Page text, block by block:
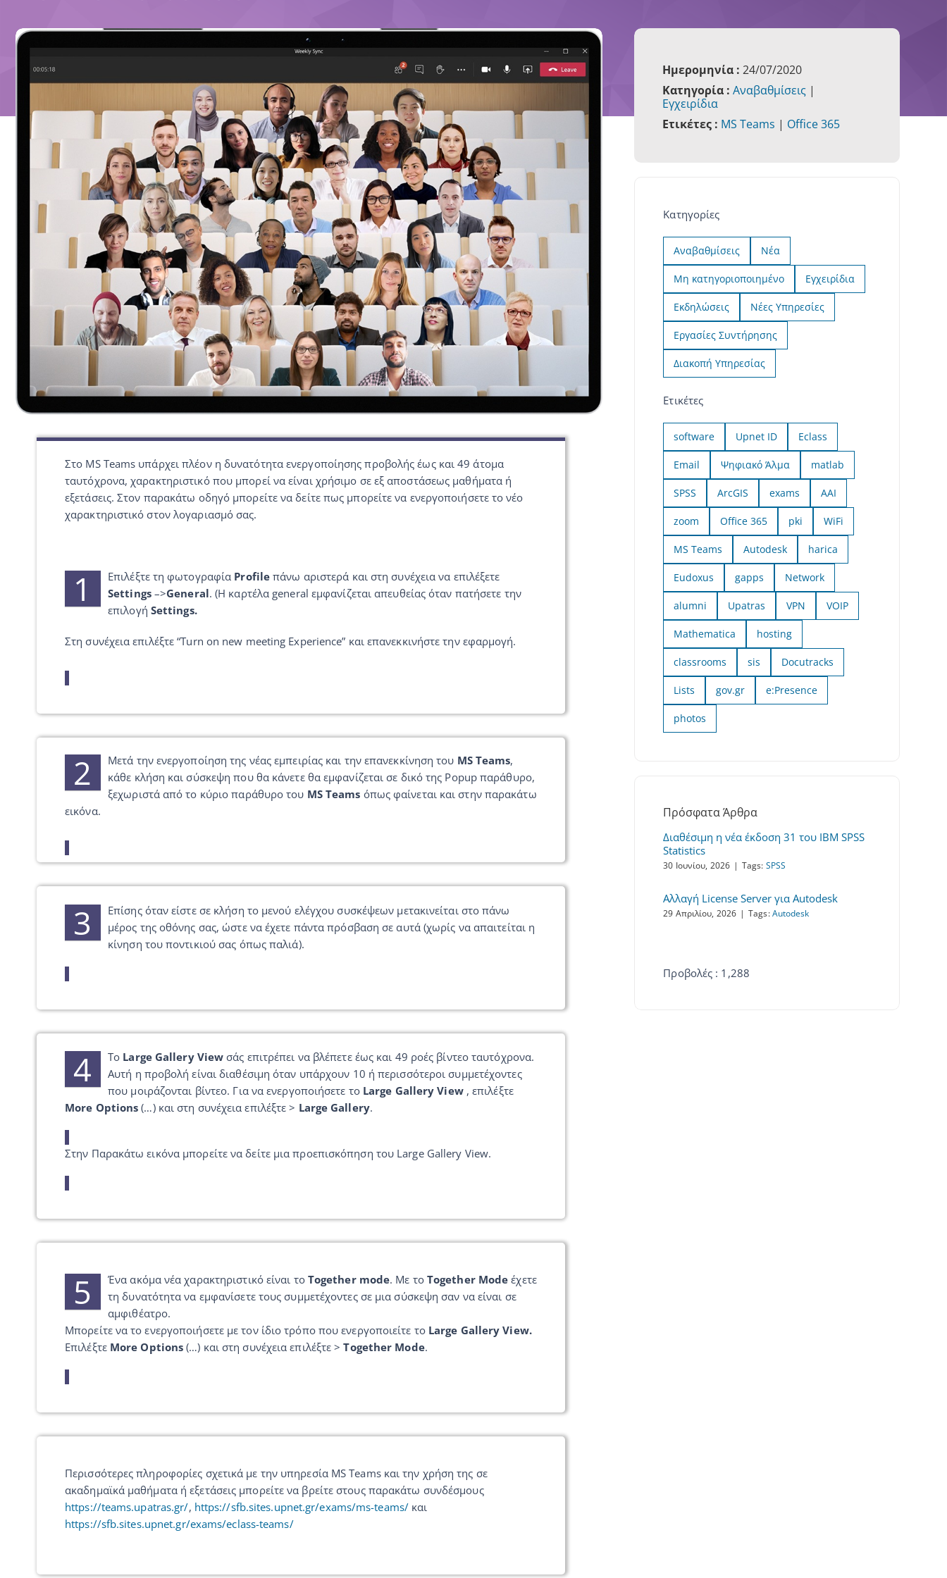
Τηλεδιάσκεψη (Teleconference)
Στο MS Teams υπάρχει πλέον η δυνατότητα ενεργοποίησης προβολής έως και 49 άτομα
ταυτόχρονα, χαρακτηριστικό που μπορεί να είναι χρήσιμο σε εξ αποστάσεως μαθήματα ή
εξετάσεις. Στον παρακάτω οδηγό μπορείτε να δείτε πως μπορείτε να ενεργοποιήσετε το νέο
χαρακτηριστικό στον λογαριασμό σας.
1 Επιλέξτε τη φωτογραφία Profile πάνω αριστερά και στη συνέχεια να επιλέξετε
Settings–>General. (Η καρτέλα general εμφανίζεται απευθείας όταν πατήσετε την
επιλογή Settings.
Στη συνέχεια επιλέξτε “Turn on new meeting Experience” και επανεκκινήστε την εφαρμογή.
2 Μετά την ενεργοποίηση της νέας εμπειρίας και την επανεκκίνηση του MS Teams,
κάθε κλήση και σύσκεψη που θα κάνετε θα εμφανίζεται σε δικό της Popup παράθυρο,
ξεχωριστά από το κύριο παράθυρο του MS Teams όπως φαίνεται και στην παρακάτω
εικόνα.
3
Επίσης όταν είστε σε κλήση το μενού ελέγχου συσκέψεων μετακινείται στο πάνω
μέρος της οθόνης σας, ώστε να έχετε πάντα πρόσβαση σε αυτά (χωρίς να απαιτείται η
κίνηση του ποντικιού σας όπως παλιά).
4 Το Large Gallery View σάς επιτρέπει να βλέπετε έως και 49 ροές βίντεο ταυτόχρονα.
Αυτή η προβολή είναι διαθέσιμη όταν υπάρχουν 10 ή περισσότεροι συμμετέχοντες
που μοιράζονται βίντεο. Για να ενεργοποιήσετε το Large Gallery View, επιλέξτε
More Options (…) και στη συνέχεια επιλέξτε > Large Gallery.
Στην Παρακάτω εικόνα μπορείτε να δείτε μια προεπισκόπηση του Large Gallery View.
5 Ένα ακόμα νέα χαρακτηριστικό είναι το Together mode. Με το Together Mode έχετε
τη δυνατότητα να εμφανίσετε τους συμμετέχοντες σε μια σύσκεψη σαν να είναι σε
αμφιθέατρο.
Μπορείτε να το ενεργοποιήσετε με τον ίδιο τρόπο που ενεργοποιείτε τοLarge Gallery View.
Επιλέξτε More Options (…) και στη συνέχεια επιλέξτε >Together Mode.
Περισσότερες πληροφορίες σχετικά με την υπηρεσία MS Teams και την χρήση της σε
ακαδημαϊκά μαθήματα ή εξετάσεις μπορείτε να βρείτε στους παρακάτω συνδέσμους
https://teams.upatras.gr/, https://sfb.sites.upnet.gr/exams/ms-teams/και
https://sfb.sites.upnet.gr/exams/eclass-teams/
Ημερομηνία :24/07/2020
Κατηγορία :Αναβαθμίσεις |
Εγχειρίδια
Ετικέτες : MS Teams | Office 365
Κατηγορίες
Αναβαθμίσεις Νέα
Μη κατηγοριοποιημένο Εγχειρίδια
Εκδηλώσεις Νέες Υπηρεσίες
Εργασίες Συντήρησης
Διακοπή Υπηρεσίας
Ετικέτες
software Upnet ID Eclass
Email Ψηφιακό Άλμα matlab
SPSS ArcGIS exams AAI
zoom Office 365 pki WiFi
MS Teams Autodesk harica
Eudoxus gapps Network
alumni Upatras VPN VOIP
Mathematica hosting
classrooms sis Docutracks
Lists gov.gr e:Presence
photos
Πρόσφατα Άρθρα
Διαθέσιμη η νέα έκδοση 31 του IBM SPSS
Statistics
30 Ιουνίου, 2026 | Tags: SPSS
Αλλαγή License Server για Autodesk
29 Απριλίου, 2026 | Tags:Autodesk
Προβολές : 1,288